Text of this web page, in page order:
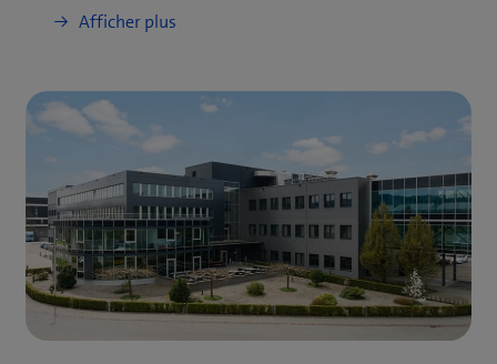
Afficher plus